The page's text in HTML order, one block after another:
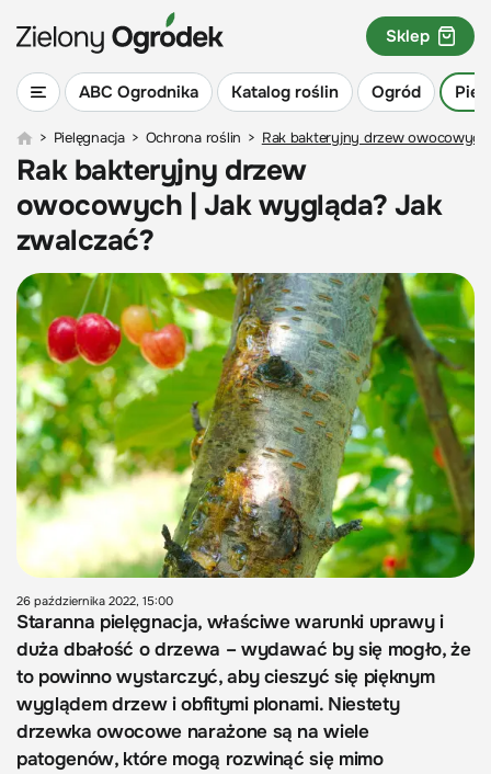
ABC Ogrodnika Katalog roślin Ogród
Sklep
> Pielęgnacja > Ochrona roślin > Rak bakteryjny drzew
Rak bakteryjny drzew
owocowych | Jak wygląda? Jak
zwalczać?
26 października 2022, 15:00
Staranna pielęgnacja, właściwe warunki uprawy i
duża dbałość o drzewa – wydawać by się mogło, że
to powinno wystarczyć, aby cieszyć się pięknym
wyglądem drzew i obfitymi plonami. Niestety
drzewka owocowe narażone są na wiele
patogenów, które mogą rozwinąć się mimo